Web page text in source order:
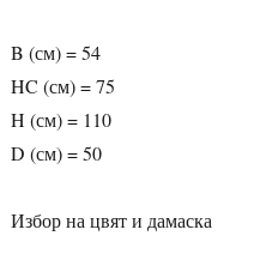
B (см) = 54
HC (см) = 75
H (см) = 110
D (см) = 50
Избор на цвят и дамаска